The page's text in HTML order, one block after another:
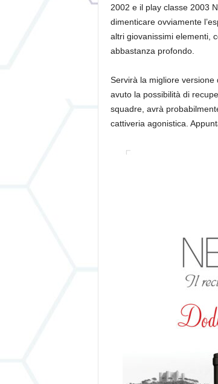
2002 e il play classe 2003
dimenticare ovviamente
altri giovanissimi elementi,
abbastanza profondo.
Servirà la migliore versione
avuto la possibilità di
squadre, avrà
cattiveria agonistica.